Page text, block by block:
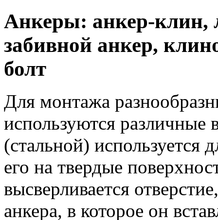
Анкеры: анкер-клин,
забивной анкер,
болт
Для монтажа
используются различные
(стальной) используется
его на твердые
высверливается
анкера, в которое он